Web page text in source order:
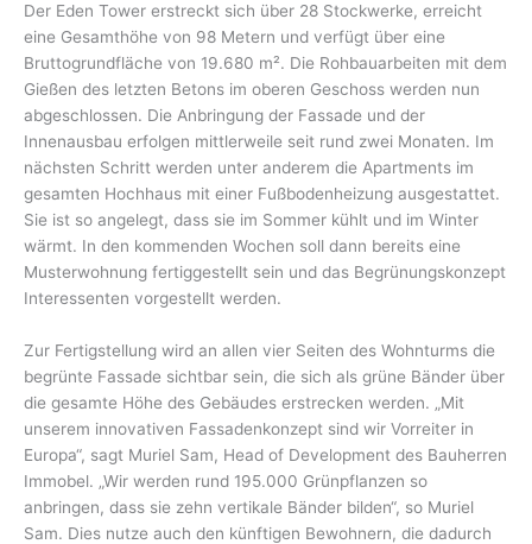
Der Eden Tower erstreckt sich über 28 Stockwerke, erreicht
eine Gesamthöhe von 98 Metern und verfügt über eine
Bruttogrundfläche von 19.680 m². Die Rohbauarbeiten mit dem
Gießen des letzten Betons im oberen Geschoss werden nun
abgeschlossen. Die Anbringung der Fassade und der
Innenausbau erfolgen mittlerweile seit rund zwei Monaten. Im
nächsten Schritt werden unter anderem die Apartments im
gesamten Hochhaus mit einer Fußbodenheizung ausgestattet.
Sie ist so angelegt, dass sie im Sommer kühlt und im Winter
wärmt. In den kommenden Wochen soll dann bereits eine
Musterwohnung fertiggestellt sein und das Begrünungskonzept
Interessenten vorgestellt werden.
Zur Fertigstellung wird an allen vier Seiten des Wohnturms die
begrünte Fassade sichtbar sein, die sich als grüne Bänder über
die gesamte Höhe des Gebäudes erstrecken werden. „Mit
unserem innovativen Fassadenkonzept sind wir Vorreiter in
Europa“, sagt Muriel Sam, Head of Development des Bauherren
Immobel. „Wir werden rund 195.000 Grünpflanzen so
anbringen, dass sie zehn vertikale Bänder bilden“, so Muriel
Sam. Dies nutze auch den künftigen Bewohnern, die dadurch